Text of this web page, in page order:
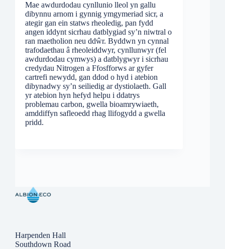
Mae awdurdodau cynllunio lleol yn gallu
dibynnu arnom i gynnig ymgymeriad sicr, a
ategir gan ein statws rheoledig, pan fydd
angen iddynt sicrhau datblygiad sy’n niwtral o
ran maetholion neu ddŵr. Byddwn yn cynnal
trafodaethau â rheoleiddwyr, cynllunwyr (fel
awdurdodau cymwys) a datblygwyr i sicrhau
credydau Nitrogen a Ffosfforws ar gyfer
cartrefi newydd, gan ddod o hyd i atebion
dibynadwy sy’n seiliedig ar dystiolaeth. Gall
yr atebion hyn hefyd helpu i ddatrys
problemau carbon, gwella bioamrywiaeth,
amddiffyn safleoedd rhag llifogydd a gwella
pridd.
Harpenden Hall
Southdown Road